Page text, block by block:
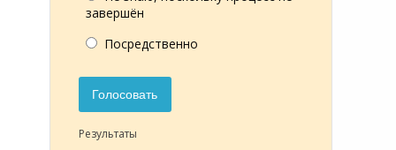
завершён
Посредственно
Голосовать
Результаты